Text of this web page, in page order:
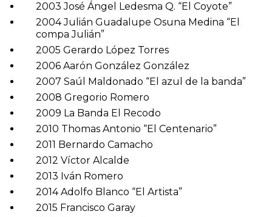
2003 José Ángel Ledesma Q. “El Coyote”
2004 Julián Guadalupe Osuna Medina “El
compa Julián”
2005 Gerardo López Torres
2006 Aarón González González
2007 Saúl Maldonado “El azul de la banda”
2008 Gregorio Romero
2009 La Banda El Recodo
2010 Thomas Antonio “El Centenario”
2011 Bernardo Camacho
2012 Víctor Alcalde
2013 Iván Romero
2014 Adolfo Blanco “El Artista”
2015 Francisco Garay